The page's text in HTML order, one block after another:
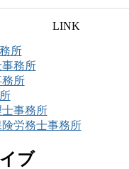
LINK
所
務所
所
事務所
労務士事務所
ブ